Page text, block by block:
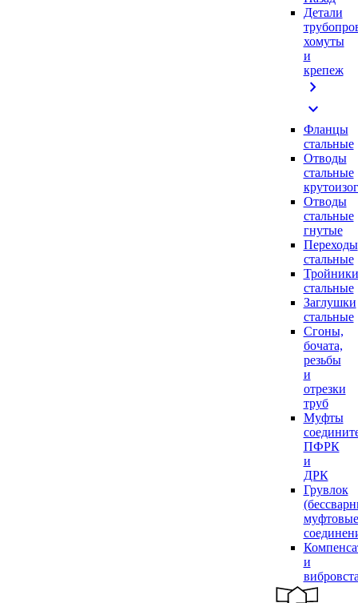
Детали
хомуты
и
крепеж
chevron_right
expand_more
Фланцы
стальные
Отводы
стальные
Отводы
стальные
гнутые
Переходы
стальные
Тройники
стальные
Заглушки
стальные
Сгоны,
бочата,
резьбы
и
отрезки
труб
Муфты
ПФРК
и
ДРК
Грувлок
муфтовые
и